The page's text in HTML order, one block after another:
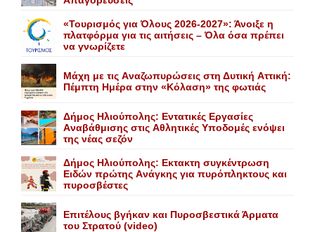
«Τουρισμός για Όλους 2026-2027»: Άνοιξε η
πλατφόρμα για τις αιτήσεις – Όλα όσα πρέπει
να γνωρίζετε
Mάχη με τις Aναζωπυρώσεις στη Δυτική Aττική:
Πέμπτη Hμέρα στην «Kόλαση» της φωτιάς
Δήμος Ηλιούπολης: Eντατικές Eργασίες
Aναβάθμισης στις Aθλητικές Yποδομές ενόψει
της νέας σεζόν
Δήμος Ηλιούπολης: Eκτακτη συγκέντρωση
Eιδών πρώτης Aνάγκης για πυρόπληκτους και
πυροσβέστες
Επιτέλους βγήκαν και Πυροσβεστικά Άρματα
του Στρατού (video)